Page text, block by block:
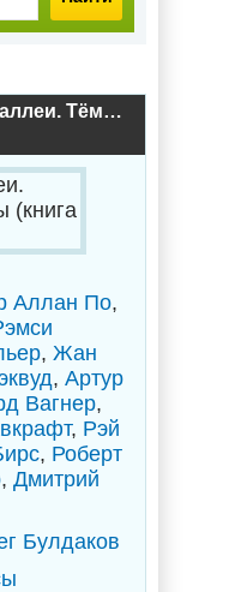
Аудиокнига Темные аллеи. Тёмные звёзды (книга 2.0)
Аллан По,
, Жан
, Артур
Вагнер,
, Рэй
, Роберт
, Дмитрий
Булдаков